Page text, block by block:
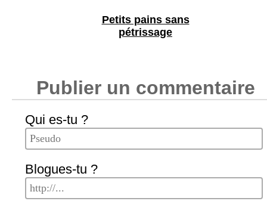
Petits pains sans
pétrissage
Publier un commentaire
Qui es-tu ?
Blogues-tu ?